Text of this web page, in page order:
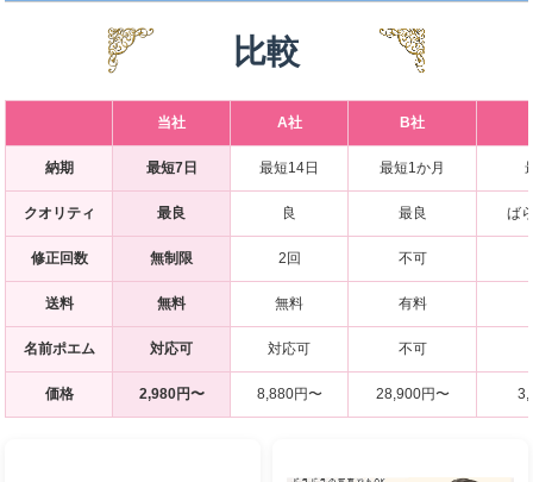
比較
当社 A社 B社
納期 最短7日 最短14日 最短1か月
クオリティ 最良 良 最良 ば
修正回数 無制限 2回 不可
送料 無料 無料 有料
名前ポエム 対応可 対応可 不可
価格 2,980円〜 8,880円〜 28,900円〜